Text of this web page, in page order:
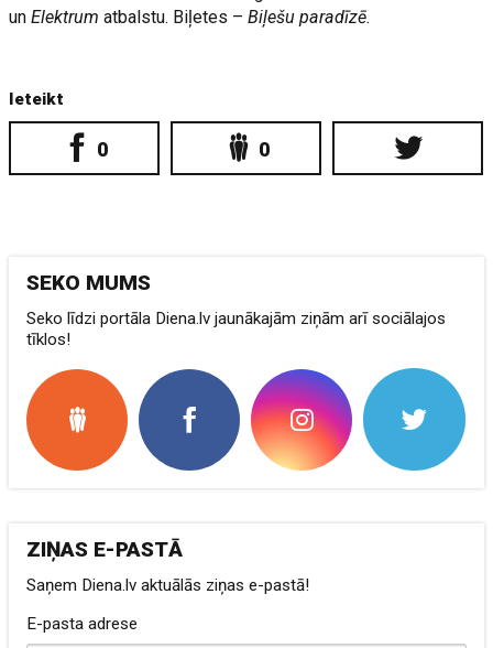
unElektrumatbalstu. Biļetes –Biļešu paradīzē.
Ieteikt
0 0
SEKO MUMS
Seko līdzi portāla Diena.lv jaunākajām ziņām arī sociālajos
tīklos!
ZIŅAS E-PASTĀ
Saņem Diena.lv aktuālās ziņas e-pastā!
E-pasta adrese